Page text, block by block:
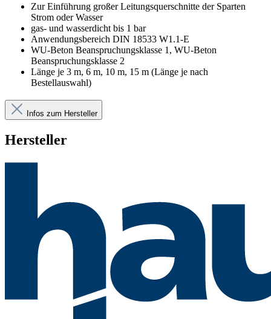
Zur Einführung großer Leitungsquerschnitte der Sparten
Strom oder Wasser
gas- und wasserdicht bis 1 bar
Anwendungsbereich DIN 18533 W1.1-E
WU-Beton Beanspruchungsklasse 1, WU-Beton
Beanspruchungsklasse 2
Länge je 3 m, 6 m, 10 m, 15 m (Länge je nach
Bestellauswahl)
Infos zum Hersteller
Hersteller